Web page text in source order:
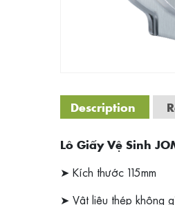
Description
Lô Giấy Vệ Sinh
➤ Kích thước 115mm
➤ Vật liệu thép không